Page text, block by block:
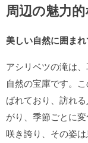
周辺の魅力
美しい自然に囲まれ
アシリベツの滝は
自然の宝庫です。
ばれており、訪れ
がり、季節ごとに
咲き誇り、その姿